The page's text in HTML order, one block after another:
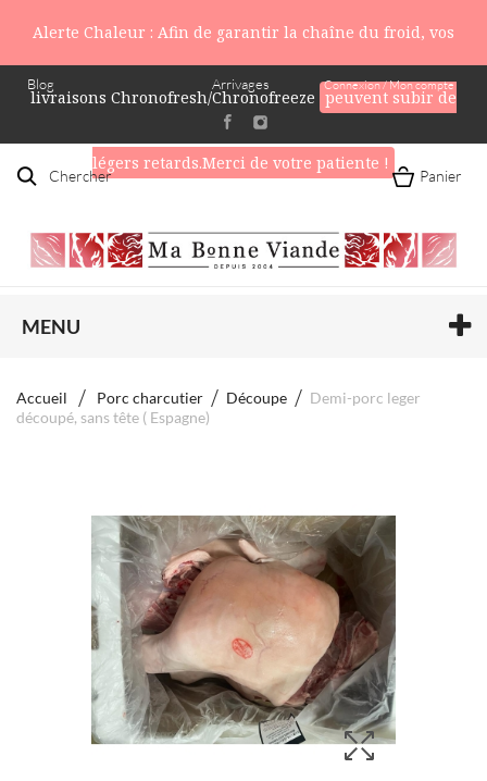
Alerte Chaleur : Afin de garantir la chaîne du froid, vos
livraisons Chronofresh/Chronofreeze peuvent subir de
légers retards.Merci de votre patiente !
Blog Connexion / Mon compte
Arrivages
Chercher Panier
MENU
Accueil Porc charcutier Découpe
Demi-porc leger
découpé, sans tête ( Espagne)